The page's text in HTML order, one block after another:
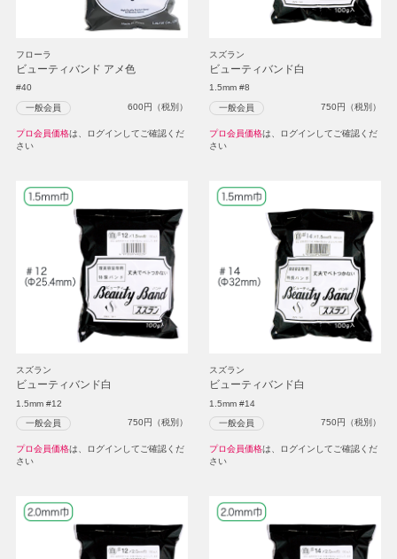
フローラ
ビューティバンド アメ色
#40
一般会員 600円（税別）
プロ会員価格は、ログインしてご確認くだ
さい
スズラン
ビューティバンド白
1.5mm #8
一般会員 750円（税別）
プロ会員価格は、ログインしてご確認くだ
さい
スズラン
ビューティバンド白
1.5mm #12
一般会員 750円（税別）
プロ会員価格は、ログインしてご確認くだ
さい
スズラン
ビューティバンド白
1.5mm #14
一般会員 750円（税別）
プロ会員価格は、ログインしてご確認くだ
さい